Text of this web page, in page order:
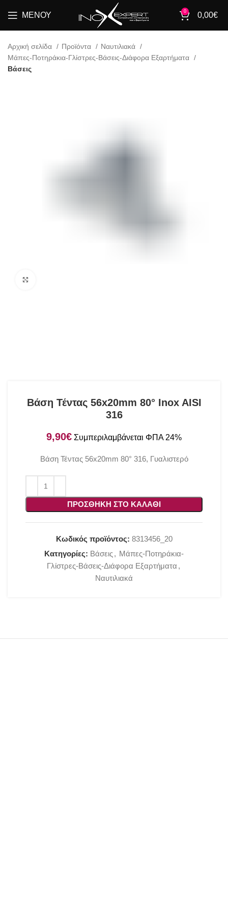
ΜΕΝΟΎ 0 0,00€
Αρχική σελίδα Προϊόντα
Ναυτιλιακά
Μάπες-Ποτηράκια-Γλίστρες-Βάσεις-Διάφορα Εξαρτήματα
Βάσεις
Βάση Τέντας 56x20mm 80° Inox AISI
316
€
Βάση Τέντας 56x20mm 80° 316, Γυαλιστερό
ΠΡΟΣΘΉΚΗ ΣΤΟ ΚΑΛΆΘΙ
Κωδικός προϊόντος: 8313456_20
Κατηγορίες: Βάσεις, Μάπες-Ποτηράκια-
Γλίστρες-Βάσεις-Διάφορα Εξαρτήματα ,
Ναυτιλιακά